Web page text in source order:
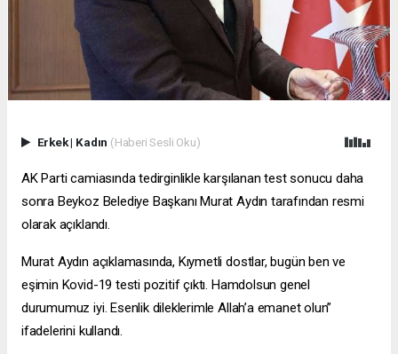
Erkek| Kadın (Haberi Sesli Oku)
AK Parti camiasında tedirginlikle karşılanan test sonucu daha
sonra Beykoz Belediye Başkanı Murat Aydın tarafından resmi
olarak açıklandı.
Murat Aydın açıklamasında, Kıymetli dostlar, bugün ben ve
eşimin Kovid-19 testi pozitif çıktı. Hamdolsun genel
durumumuz iyi. Esenlik dileklerimle Allah’a emanet olun”
ifadelerini kullandı.